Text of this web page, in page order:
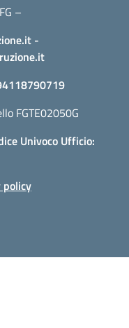
–
-
FGTE02050G
Univoco Ufficio:
policy